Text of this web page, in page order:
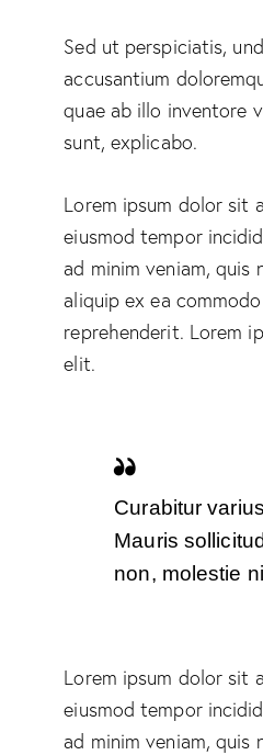
Sed ut perspiciatis,
accusantium
quae ab illo inventore
sunt, explicabo.
Lorem ipsum dolor sit
eiusmod tempor
ad minim veniam,
aliquip ex ea
reprehenderit. Lorem
elit.
Curabitur
Mauris
non, molestie
Lorem ipsum dolor sit
eiusmod tempor
ad minim veniam,